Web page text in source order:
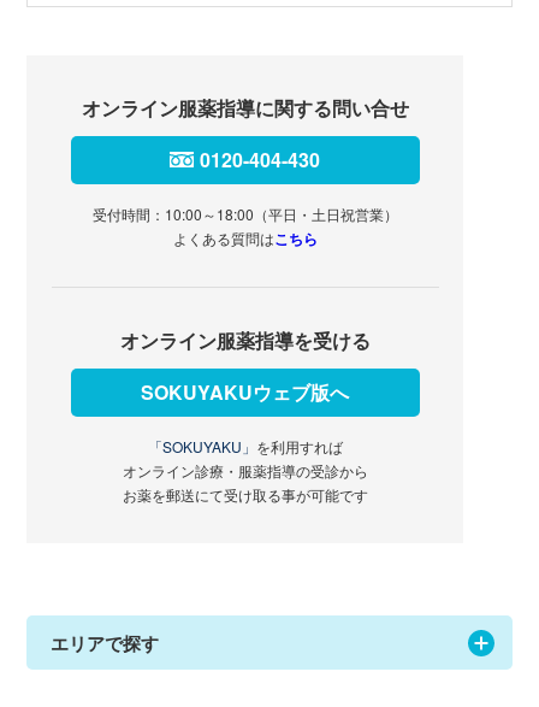
オンライン服薬指導に関する問い合せ
0120-404-430
受付時間：10:00～18:00（平日・土日祝営業）
よくある質問はこちら
オンライン服薬指導を受ける
SOKUYAKUウェブ版へ
「SOKUYAKU」 を利用すれば
オンライン診療・服薬指導の受診から
お薬を郵送にて受け取る事が可能です
エリアで探す